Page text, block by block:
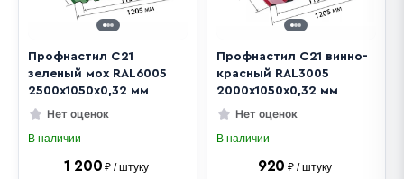
В наличии
Профнастил С21
зеленый мох RAL6005
2500х1050х0,32 мм
Нет оценок
1 200 ₽ / штуку
В наличии
Профнастил С21 винно-
красный RAL3005
2000х1050х0,32 мм
Нет оценок
920 ₽ / штуку